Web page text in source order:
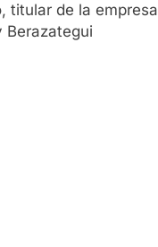
de la
Berazategui